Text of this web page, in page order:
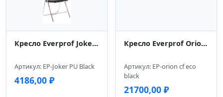
Кресло Everprof Joker (Джокер) Экокожа Черный
Артикул: EP-Joker PU Black
4186,00 ₽
Кресло Everprof Orion (Орион) CF Экокожа Черный
Артикул: EP-orion cf eco
blaсk
21700,00 ₽